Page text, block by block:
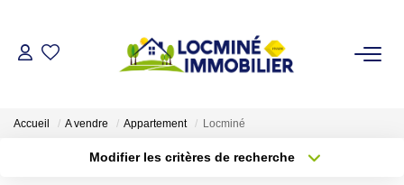
Accueil A vendre Appartement Locminé
Modifier les critères de recherche